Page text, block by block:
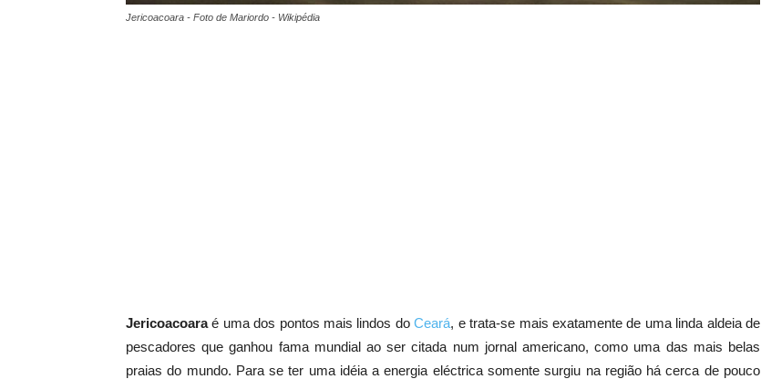
Jericoacoara - Foto de Mariordo - Wikipédia
Jericoacoaraé uma dos pontos mais lindos doCeará, e trata-se mais exatamente de uma linda aldeia de
pescadores que ganhou fama mundial ao ser citada num jornal americano, como uma das mais belas
praias do mundo. Para se ter uma idéia a energia eléctrica somente surgiu na região há cerca de pouco